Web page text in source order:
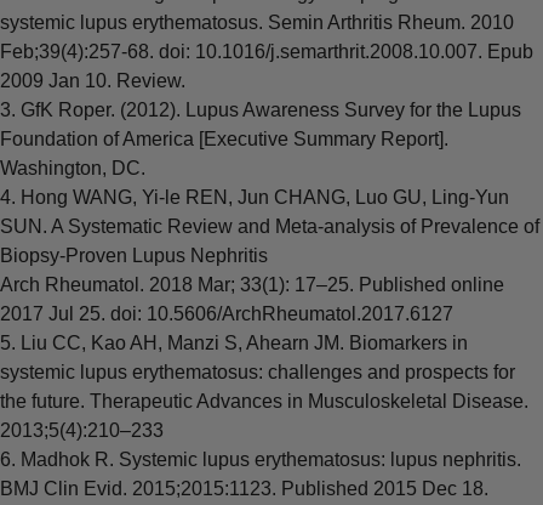
systemic lupus erythematosus. Semin Arthritis Rheum. 2010
Feb;39(4):257-68. doi: 10.1016/j.semarthrit.2008.10.007. Epub
2009 Jan 10. Review.
3. GfK Roper. (2012). Lupus Awareness Survey for the Lupus
Foundation of America [Executive Summary Report].
Washington, DC.
4. Hong WANG, Yi-le REN, Jun CHANG, Luo GU, Ling-Yun
SUN. A Systematic Review and Meta-analysis of Prevalence of
Biopsy-Proven Lupus Nephritis
Arch Rheumatol. 2018 Mar; 33(1): 17–25. Published online
2017 Jul 25. doi: 10.5606/ArchRheumatol.2017.6127
5. Liu CC, Kao AH, Manzi S, Ahearn JM. Biomarkers in
systemic lupus erythematosus: challenges and prospects for
the future. Therapeutic Advances in Musculoskeletal Disease.
2013;5(4):210–233
6. Madhok R. Systemic lupus erythematosus: lupus nephritis.
BMJ Clin Evid. 2015;2015:1123. Published 2015 Dec 18.